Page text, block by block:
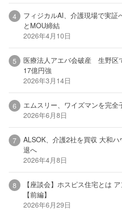
フィジカルAI、介護現場で実
とMOU締結
2026年4月10日
医療法人アエバ会破産 生野区
17億円強
2026年3月14日
エムスリー、ワイズマンを完全
2026年6月8日
ALSOK、介護2社を買収 大和
退へ
2026年4月8日
【座談会】ホスピス住宅とは
【前編】
2026年6月29日